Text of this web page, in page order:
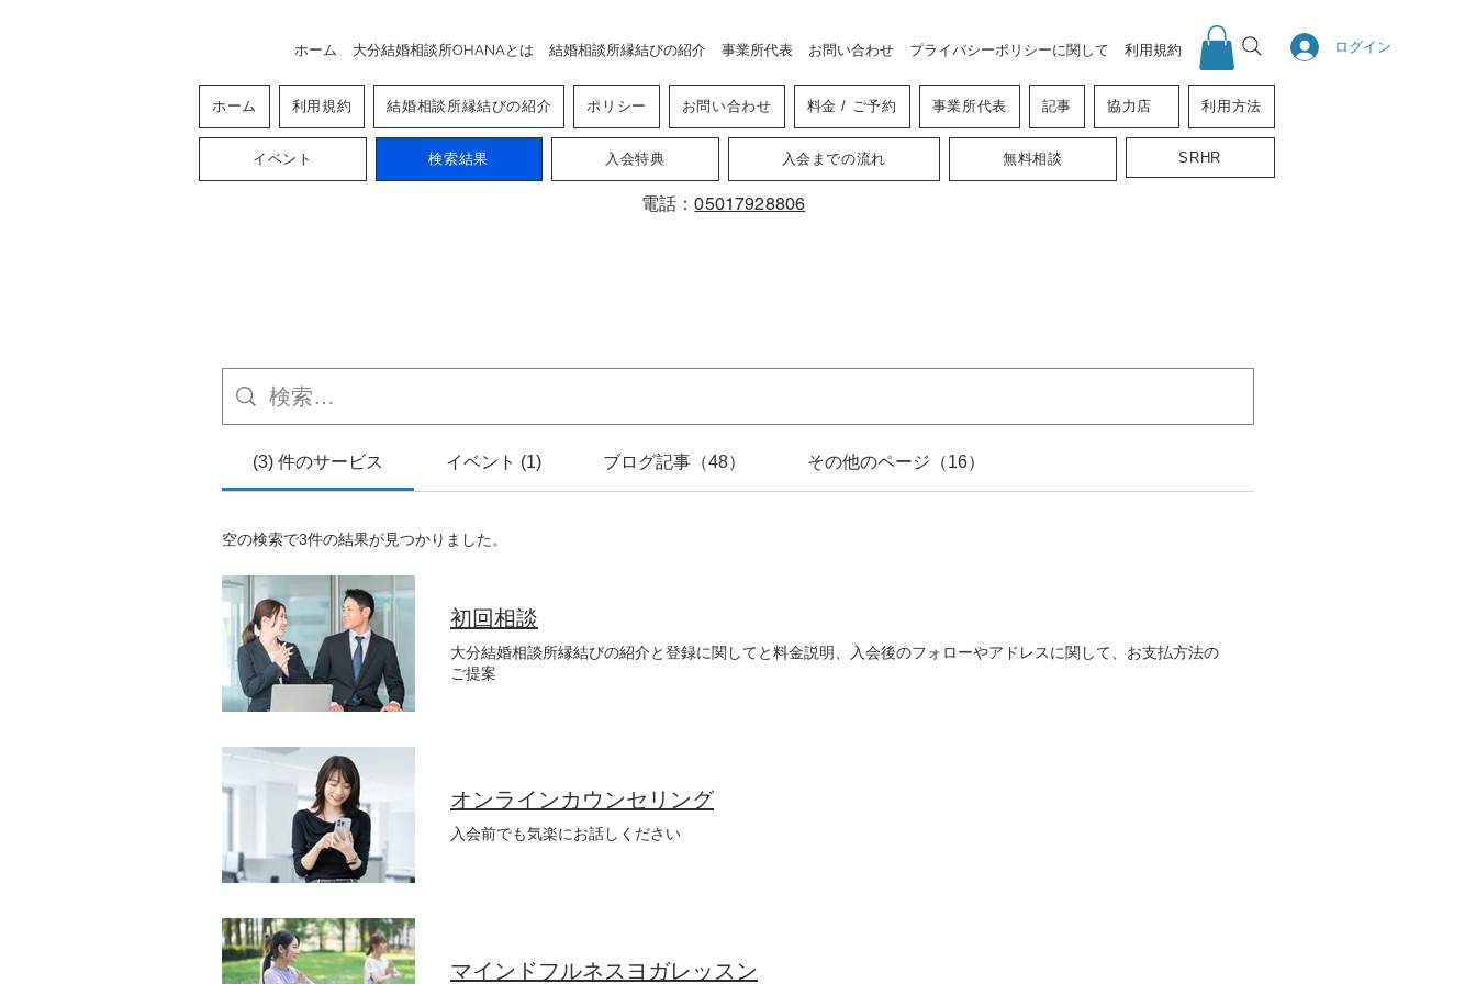
ホーム 大分結婚相談所OHANAとは 結婚相談所縁結びの紹介 事業所代表 お問い合わせ プライバシーポリシーに関して 利用規約 ログイン
ホーム 利用規約 結婚相談所縁結びの紹介 ポリシー お問い合わせ 料金 / ご予約 事業所代表 記事 協力店 利用方法
イベント 検索結果 入会特典 入会までの流れ 無料相談 SRHR
電話：05017928806
(3) 件のサービス イベント (1) ブログ記事（48） その他のページ（16）
空の検索で3件の結果が見つかりました。
初回相談
大分結婚相談所縁結びの紹介と登録に関してと料金説明、入会後のフォローやアドレスに関して、お支払方法の
ご提案
オンラインカウンセリング
入会前でも気楽にお話しください
マインドフルネスヨガレッスン